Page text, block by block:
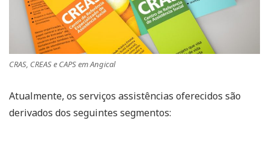
CRAS, CREAS e CAPS em Angical
Atualmente, os serviços assistências oferecidos são
derivados dos seguintes segmentos: